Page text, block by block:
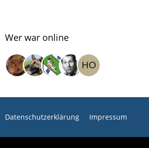
Wer war online
Datenschutzerklärung Impressum